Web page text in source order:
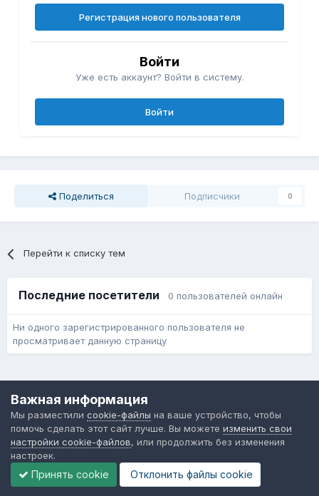
Регистрация нового пользователя
Войти
Уже есть аккаунт? Войти в систему.
Войти
Поделиться Подписчики 0
Перейти к списку тем
Последние посетители 0 пользователей онлайн
Ни одного зарегистрированного пользователя не
просматривает данную страницу
Форум общественного транспорта
Powered by Invision Community
Важная информация
Мы разместили cookie-файлы на ваше устройство, чтобы
помочь сделать этот сайт лучше. Вы можете изменить свои
настройки cookie-файлов, или продолжить без изменения
настроек.
Принять cookie Отклонить файлы сookie